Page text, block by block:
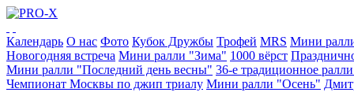
Календарь О нас Фото Кубок Дружбы Трофей MRS Мини
Новогодняя встреча Мини ралли "Зима" 1000 вёрст
Мини ралли "Последний день весны" 36-е традиционное
Чемпионат Москвы по джип триалу Мини ралли "Осень"